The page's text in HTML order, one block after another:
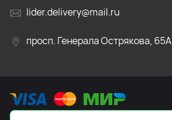
lider.delivery@mail.ru
просп. Генерала Острякова, 65А